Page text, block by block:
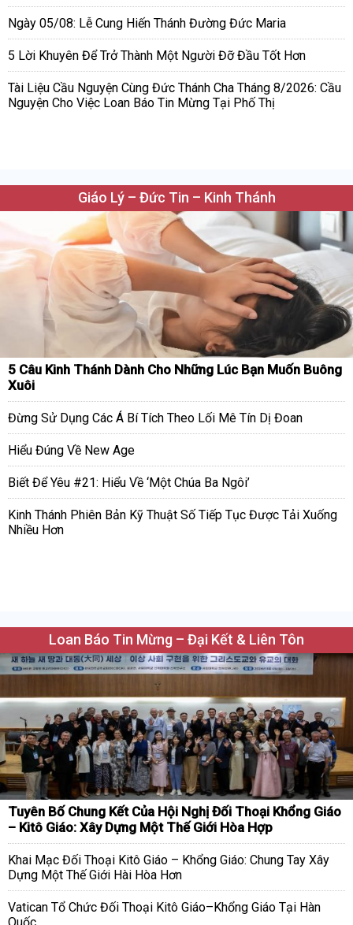
Ngày 05/08: Lễ Cung Hiến Thánh Đường Đức Maria
5 Lời Khuyên Để Trở Thành Một Người Đỡ Đầu Tốt Hơn
Tài Liệu Cầu Nguyện Cùng Đức Thánh Cha Tháng 8/2026: Cầu
Nguyện Cho Việc Loan Báo Tin Mừng Tại Phố Thị
Giáo Lý – Đức Tin – Kinh Thánh
5 Câu Kinh Thánh Dành Cho Những Lúc Bạn Muốn Buông
Xuôi
Đừng Sử Dụng Các Á Bí Tích Theo Lối Mê Tín Dị Đoan
Hiểu Đúng Về New Age
Biết Để Yêu #21: Hiểu Về ‘Một Chúa Ba Ngôi’
Kinh Thánh Phiên Bản Kỹ Thuật Số Tiếp Tục Được Tải Xuống
Nhiều Hơn
Loan Báo Tin Mừng – Đại Kết & Liên Tôn
Tuyên Bố Chung Kết Của Hội Nghị Đối Thoại Khổng Giáo
– Kitô Giáo: Xây Dựng Một Thế Giới Hòa Hợp
Khai Mạc Đối Thoại Kitô Giáo – Khổng Giáo: Chung Tay Xây
Dựng Một Thế Giới Hài Hòa Hơn
Vatican Tổ Chức Đối Thoại Kitô Giáo–Khổng Giáo Tại Hàn